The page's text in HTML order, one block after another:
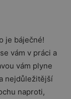
je báječné!
vám v práci a
vám plyne
nejdůležitější
naproti,